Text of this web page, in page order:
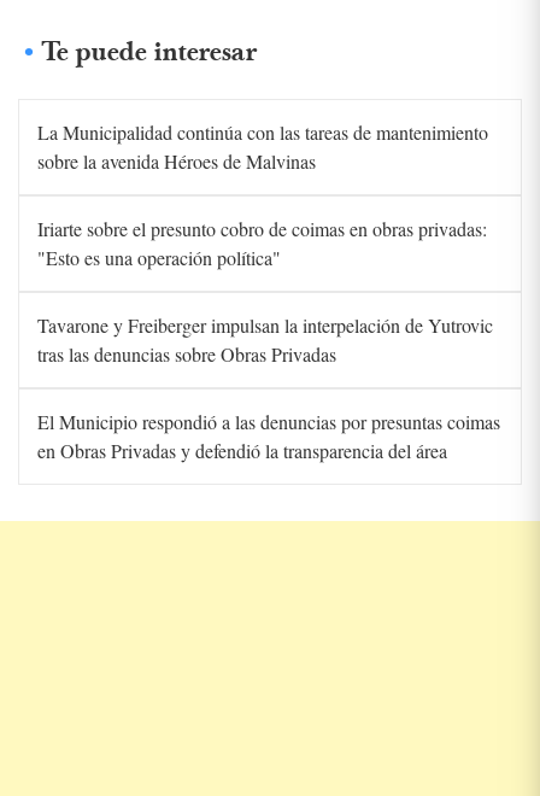
Te puede interesar
La Municipalidad continúa con las tareas de mantenimiento
sobre la avenida Héroes de Malvinas
Iriarte sobre el presunto cobro de coimas en obras privadas:
"Esto es una operación política"
Tavarone y Freiberger impulsan la interpelación de Yutrovic
tras las denuncias sobre Obras Privadas
El Municipio respondió a las denuncias por presuntas coimas
en Obras Privadas y defendió la transparencia del área